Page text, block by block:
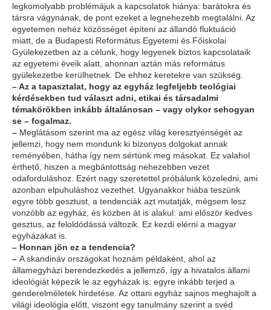
legkomolyabb problémájuk a kapcsolatok hiánya: barátokra és
társra vágynának, de pont ezeket a legnehezebb megtalálni. Az
egyetemen nehéz közösséget építeni az állandó fluktuáció
miatt, de a Budapesti Református Egyetemi és Főiskolai
Gyülekezetben az a célunk, hogy legyenek biztos kapcsolataik
az egyetemi éveik alatt, ahonnan aztán más református
gyülekezetbe kerülhetnek. De ehhez keretekre van szükség.
–Az a tapasztalat, hogy az egyház legfeljebb teológiai
kérdésekben tud választ adni, etikai és társadalmi
témakörökben inkább általánosan – vagy olykor sehogyan
se – fogalmaz.
– Meglátásom szerint ma az egész világ keresztyénségét az
jellemzi, hogy nem mondunk ki bizonyos dolgokat annak
reményében, hátha így nem sértünk meg másokat. Ez valahol
érthető, hiszen a megbántottság nehezebben vezet
odaforduláshoz. Ezért nagy szeretettel próbálunk közeledni, ami
azonban elpuhuláshoz vezethet. Ugyanakkor hiába teszünk
egyre több gesztust, a tendenciák azt mutatják, mégsem lesz
vonzóbb az egyház, és közben át is alakul: ami először kedves
gesztus, az feloldódássá változik. Ez kezdi elérni a magyar
egyházakat is.
– Honnan jön ez a tendencia?
– A skandináv országokat hoznám példaként, ahol az
államegyházi berendezkedés a jellemző, így a hivatalos állami
ideológiát képezik le az egyházak is: egyre inkább terjed a
genderelméletek hirdetése. Az ottani egyház sajnos meghajolt a
világi ideológia előtt, viszont egy tanulmány szerint a svéd